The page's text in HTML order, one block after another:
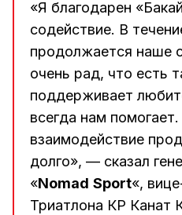
«Я благодарен
содействие. В
продолжается наше
очень рад, что есть
поддерживает
всегда нам
взаимодействие
долго», — сказал
«Nomad Sport«,
Триатлона КР Канат